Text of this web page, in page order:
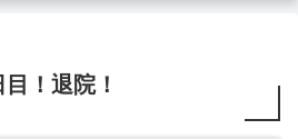
！退院！